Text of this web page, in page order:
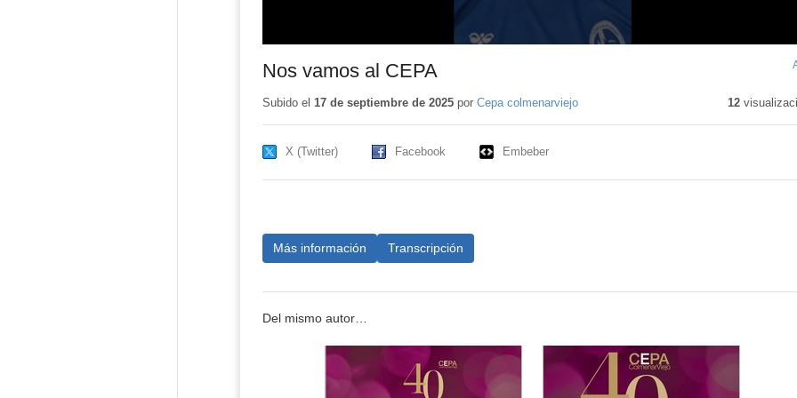
Nos vamos al CEPA
Subido el 17 de septiembre de 2025por Cepa colmenarviejo 12
X (Twitter) Facebook Embeber
Más información Transcripción
Del mismo autor…